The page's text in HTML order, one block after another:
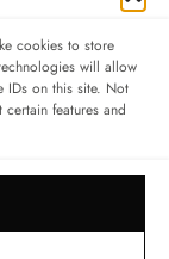
cookies to store
will allow
IDs on this site. Not
features and
SUBSCRIBE